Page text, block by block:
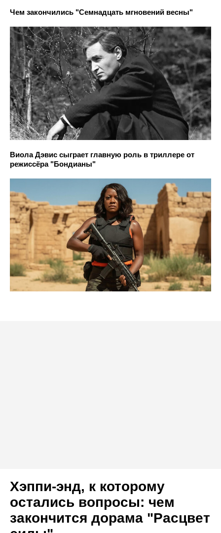
Чем закончились "Семнадцать мгновений весны"
Виола Дэвис сыграет главную роль в триллере от
режиссёра "Бондианы"
Хэппи-энд, к которому
остались вопросы: чем
закончится дорама "Расцвет